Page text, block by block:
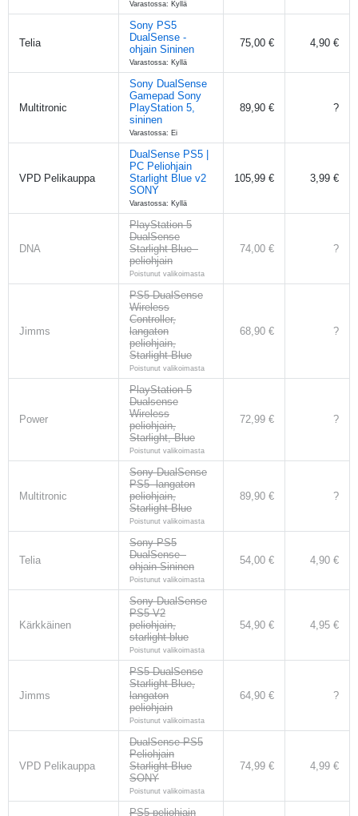
Varastossa: Kyllä
Telia
Sony PS5
DualSense -
ohjain Sininen
Varastossa: Kyllä
75,00 € 4,90 €
Multitronic
Sony DualSense
Gamepad Sony
PlayStation 5,
sininen
Varastossa: Ei
89,90 € ?
VPD Pelikauppa
DualSense PS5 |
PC Peliohjain
Starlight Blue v2
SONY
Varastossa: Kyllä
105,99 € 3,99 €
DNA
PlayStation 5
DualSense
Starlight Blue -
peliohjain
Poistunut valikoimasta
74,00 € ?
Jimms
PS5 DualSense
Wireless
Controller,
langaton
peliohjain,
Starlight Blue
Poistunut valikoimasta
68,90 € ?
Power
PlayStation 5
Dualsense
Wireless
peliohjain,
Starlight, Blue
Poistunut valikoimasta
72,99 € ?
Multitronic
Sony DualSense
PS5 -langaton
peliohjain,
Starlight Blue
Poistunut valikoimasta
89,90 € ?
Telia
Sony PS5
DualSense -
ohjain Sininen
Poistunut valikoimasta
54,00 € 4,90 €
Kärkkäinen
Sony DualSense
PS5 V2
peliohjain,
starlight blue
Poistunut valikoimasta
54,90 € 4,95 €
Jimms
PS5 DualSense
Starlight Blue,
langaton
peliohjain
Poistunut valikoimasta
64,90 € ?
VPD Pelikauppa
DualSense PS5
Peliohjain
Starlight Blue
SONY
Poistunut valikoimasta
74,99 € 4,99 €
PS5 peliohjain